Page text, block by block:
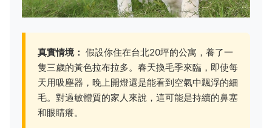
真實情境： 假設你住在台北20坪的公寓，養了一
隻三歲的黃色拉布拉多。春天換毛季來臨，即使每
天用吸塵器，晚上開燈還是能看到空氣中飄浮的細
毛。對過敏體質的家人來說，這可能是持續的鼻塞
和眼睛癢。